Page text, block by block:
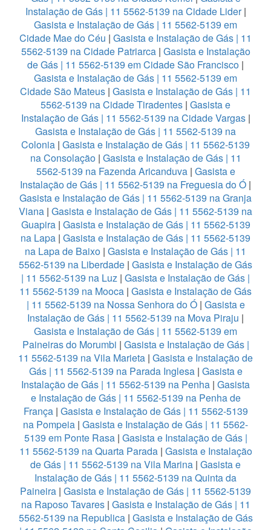
Instalação de Gás | 11 5562-5139 na Cidade Lider|
Gasista e Instalação de Gás | 11 5562-5139 em
Cidade Mae do Céu | Gasista e Instalação de Gás | 11
5562-5139 na Cidade Patriarca| Gasista e Instalação
de Gás | 11 5562-5139 em Cidade São Francisco |
Gasista e Instalação de Gás | 11 5562-5139 em
Cidade São Mateus | Gasista e Instalação de Gás | 11
5562-5139 na Cidade Tiradentes | Gasista e
Instalação de Gás | 11 5562-5139 na Cidade Vargas |
Gasista e Instalação de Gás | 11 5562-5139 na
Colonia | Gasista e Instalação de Gás | 11 5562-5139
na Consolação | Gasista e Instalação de Gás | 11
5562-5139 na Fazenda Aricanduva| Gasista e
Instalação de Gás | 11 5562-5139 na Freguesia do Ó |
Gasista e Instalação de Gás | 11 5562-5139 na Granja
Viana | Gasista e Instalação de Gás | 11 5562-5139 na
Guapira| Gasista e Instalação de Gás | 11 5562-5139
na Lapa | Gasista e Instalação de Gás | 11 5562-5139
na Lapa de Baixo | Gasista e Instalação de Gás | 11
5562-5139 na Liberdade | Gasista e Instalação de Gás
| 11 5562-5139 na Luz | Gasista e Instalação de Gás |
11 5562-5139 na Mooca | Gasista e Instalação de Gás
| 11 5562-5139 na Nossa Senhora do Ó| Gasista e
Instalação de Gás | 11 5562-5139 na Mova Piraju |
Gasista e Instalação de Gás | 11 5562-5139 em
Paineiras do Morumbi | Gasista e Instalação de Gás |
11 5562-5139 na Vila Marieta | Gasista e Instalação de
Gás | 11 5562-5139 na Parada Inglesa | Gasista e
Instalação de Gás | 11 5562-5139 na Penha | Gasista
e Instalação de Gás | 11 5562-5139 na Penha de
França | Gasista e Instalação de Gás | 11 5562-5139
na Pompeia | Gasista e Instalação de Gás | 11 5562-
5139 em Ponte Rasa| Gasista e Instalação de Gás |
11 5562-5139 na Quarta Parada| Gasista e Instalação
de Gás | 11 5562-5139 na Vila Marina | Gasista e
Instalação de Gás | 11 5562-5139 na Quinta da
Paineira | Gasista e Instalação de Gás | 11 5562-5139
na Raposo Tavares| Gasista e Instalação de Gás | 11
5562-5139 na Republica| Gasista e Instalação de Gás